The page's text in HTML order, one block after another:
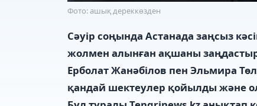
Фото: ашық дереккөзден
Сәуір соңында Астанада заңсыз
жолмен алынған ақшаны
Ерболат Жанәбілов пен Эльмира
қандай шектеулер қойылды және